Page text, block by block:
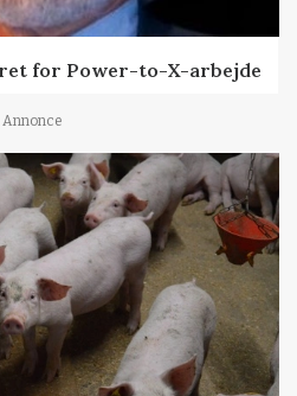
for Power-to-X-arbejde
Annonce